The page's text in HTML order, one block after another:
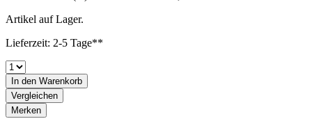
Artikel auf Lager.
Lieferzeit: 2-5 Tage**
In den Warenkorb
Vergleichen
Merken